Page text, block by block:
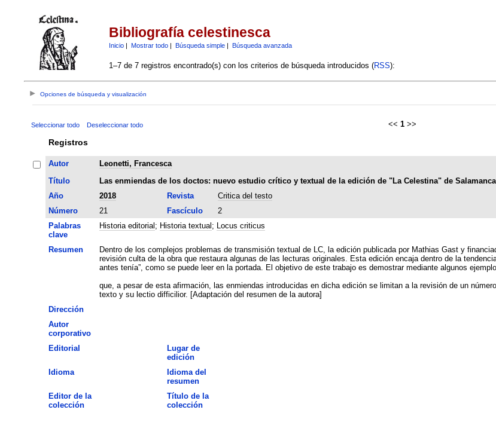
Bibliografía celestinesca
Inicio| Mostrar todo| Búsqueda simple| Búsqueda avanzada
1–7 de 7 registros encontrado(s) con los criterios de búsqueda introducidos (RSS):
Opciones de búsqueda y visualización
Seleccionar todo Deseleccionar todo << 1 >>
Registros
Autor
Leonetti, Francesca
Título
Las enmiendas de los doctos: nuevo estudio crítico y textual de la edición de "La Celestina" de Salamanca
Año
2018 Revista Critica del testo
Número
21 Fascículo 2
Palabras
clave
Historia editorial ; Historia textual ; Locus criticus
Resumen
Dentro de los complejos problemas de transmisión textual de LC, la edición publicada por Mathias Gast y
revisión culta de la obra que restaura algunas de las lecturas originales. Esta edición encaja dentro de la
antes tenía”, como se puede leer en la portada. El objetivo de este trabajo es demostrar mediante algunos
que, a pesar de esta afirmación, las enmiendas introducidas en dicha edición se limitan a la revisión de un
texto y su lectio difficilior. [Adaptación del resumen de la autora]
Dirección
Autor
corporativo
Editorial
Lugar de
edición
Idioma
Idioma del
resumen
Editor de la
colección
Título de la
colección